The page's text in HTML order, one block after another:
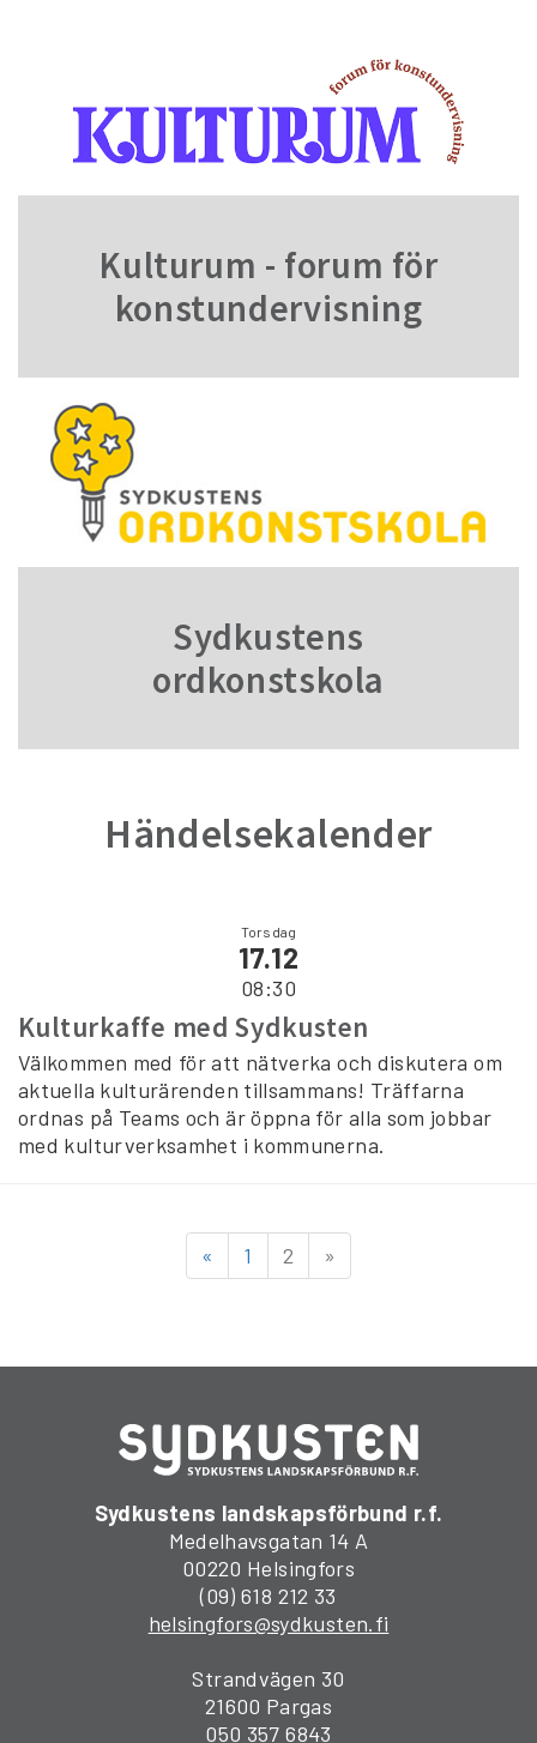
Kulturum - forum för
konstundervisning
Sydkustens
ordkonstskola
Händelsekalender
Torsdag
17.12
08:30
Kulturkaffe med Sydkusten
Välkommen med för att nätverka och diskutera om
aktuella kulturärenden tillsammans! Träffarna
ordnas på Teams och är öppna för alla som jobbar
med kulturverksamhet i kommunerna.
« 1 2 »
Sydkustens landskapsförbund r.f.
Medelhavsgatan 14 A
00220 Helsingfors
(09) 618 212 33
helsingfors@sydkusten.fi
Strandvägen 30
21600 Pargas
050 357 6843